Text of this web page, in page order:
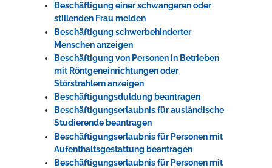
Beschäftigung einer schwangeren oder
stillenden Frau melden
Beschäftigung schwerbehinderter
Menschen anzeigen
Beschäftigung von Personen in Betrieben
mit Röntgeneinrichtungen oder
Störstrahlern anzeigen
Beschäftigungsduldung beantragen
Beschäftigungserlaubnis für ausländische
Studierende beantragen
Beschäftigungserlaubnis für Personen mit
Aufenthaltsgestattung beantragen
Beschäftigungserlaubnis für Personen mit